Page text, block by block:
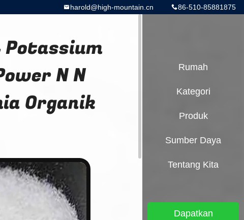
86-510-85881875
harold@high-mountain.cn
Potassium
N N
Organik
Rumah
Kategori
Produk
Sumber Daya
Tentang Kita
Dapatkan